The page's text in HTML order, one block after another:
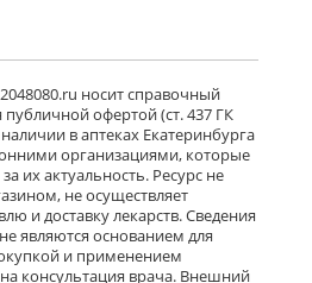
носит справочный
публичной офертой (ст. 437 ГК
в аптеках Екатеринбурга
организациями, которые
их актуальность. Ресурс не
не осуществляет
и доставку лекарств. Сведения
являются основанием для
и применением
консультация врача. Внешний